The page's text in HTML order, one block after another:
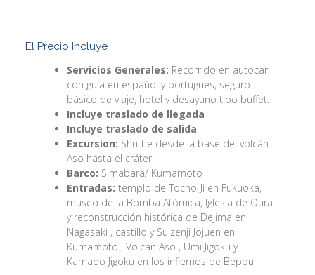
El Precio Incluye
Servicios Generales: Recorrido en autocar
con guía en español y portugués, seguro
básico de viaje, hotel y desayuno tipo buffet.
Incluye traslado de llegada
Incluye traslado de salida
Excursion: Shuttle desde la base del volcán
Aso hasta el cráter
Barco: Simabara/ Kumamoto
Entradas: templo de Tocho-Ji en Fukuoka,
museo de la Bomba Atómica, Iglesia de Oura
y reconstrucción histórica de Dejima en
Nagasaki , castillo y Suizenji Jojuen en
Kumamoto , Volcán Aso , Umi Jigoku y
Kamado Jigoku en los infiernos de Beppu